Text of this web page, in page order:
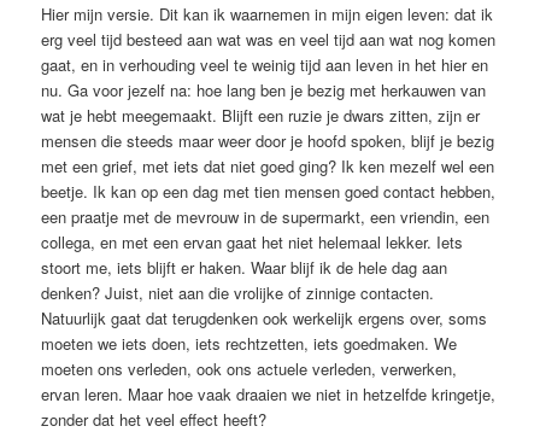
Hier mijn versie. Dit kan ik waarnemen in mijn eigen leven: dat ik
erg veel tijd besteed aan wat was en veel tijd aan wat nog komen
gaat, en in verhouding veel te weinig tijd aan leven in het hier en
nu. Ga voor jezelf na: hoe lang ben je bezig met herkauwen van
wat je hebt meegemaakt. Blijft een ruzie je dwars zitten, zijn er
mensen die steeds maar weer door je hoofd spoken, blijf je bezig
met een grief, met iets dat niet goed ging? Ik ken mezelf wel een
beetje. Ik kan op een dag met tien mensen goed contact hebben,
een praatje met de mevrouw in de supermarkt, een vriendin, een
collega, en met een ervan gaat het niet helemaal lekker. Iets
stoort me, iets blijft er haken. Waar blijf ik de hele dag aan
denken? Juist, niet aan die vrolijke of zinnige contacten.
Natuurlijk gaat dat terugdenken ook werkelijk ergens over, soms
moeten we iets doen, iets rechtzetten, iets goedmaken. We
moeten ons verleden, ook ons actuele verleden, verwerken,
ervan leren. Maar hoe vaak draaien we niet in hetzelfde kringetje,
zonder dat het veel effect heeft?